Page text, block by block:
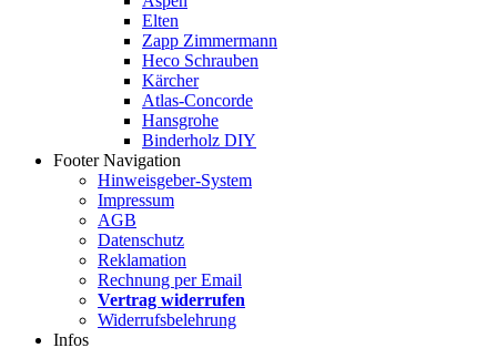
Elten
Zapp Zimmermann
Heco Schrauben
Kärcher
Atlas-Concorde
Hansgrohe
Binderholz DIY
Footer Navigation
Hinweisgeber-System
Impressum
AGB
Datenschutz
Reklamation
Rechnung per Email
Vertrag widerrufen
Widerrufsbelehrung
Infos